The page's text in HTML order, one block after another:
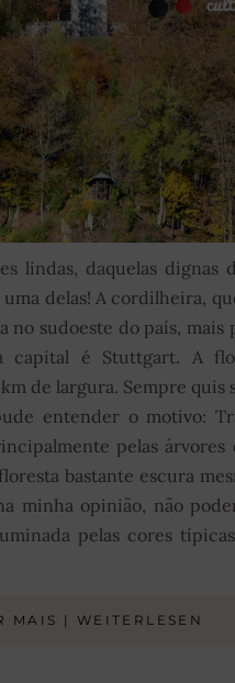
lindas, daquelas dignas
delas! A cordilheira,
no sudoeste do país,
capital é Stuttgart. A
de largura. Sempre quis
entender o motivo:
pelas árvores
bastante escura
minha opinião, não
pelas cores
MAIS | WEITERLESEN